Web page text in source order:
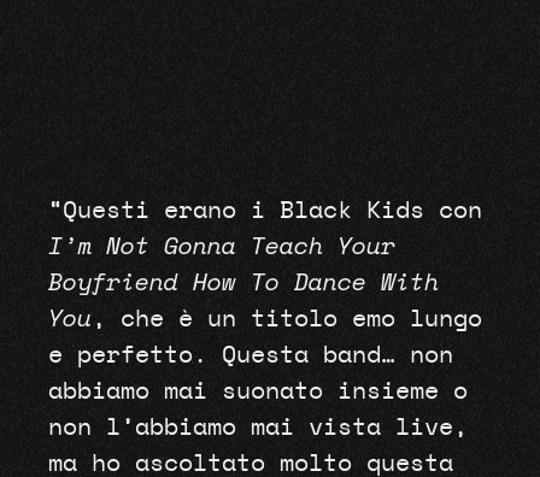
“Questi erano i Black Kids con
I’m Not Gonna Teach Your
Boyfriend How To Dance With
You , che è un titolo emo lungo
e perfetto. Questa band… non
abbiamo mai suonato insieme o
non l’abbiamo mai vista live,
ma ho ascoltato molto questa